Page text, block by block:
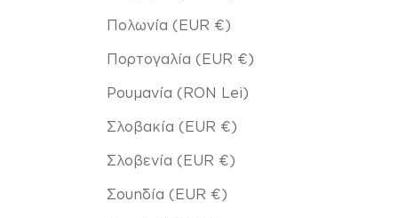
Πολωνία (EUR €)
Πορτογαλία (EUR €)
Ρουμανία (RON Lei)
Σλοβακία (EUR €)
Σλοβενία (EUR €)
Σουηδία (EUR €)